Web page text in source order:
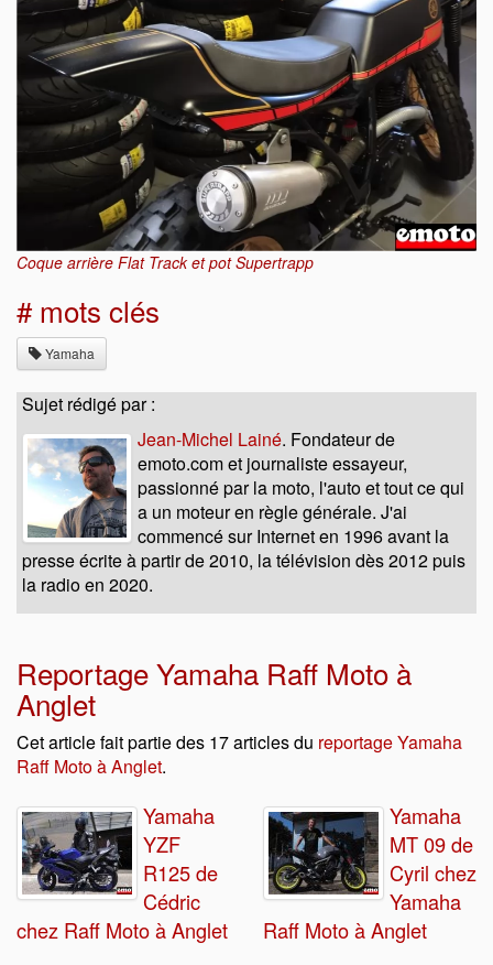
Coque arrière Flat Track et pot Supertrapp
# mots clés
Yamaha
Sujet rédigé par :
Jean-Michel Lainé. Fondateur de
emoto.com et journaliste essayeur,
passionné par la moto, l'auto et tout ce qui
a un moteur en règle générale. J'ai
commencé sur Internet en 1996 avant la
presse écrite à partir de 2010, la télévision dès 2012 puis
la radio en 2020.
Reportage Yamaha Raff Moto à
Anglet
Cet article fait partie des 17 articles du reportage Yamaha
Raff Moto à Anglet.
Yamaha
YZF
R125 de
Cédric
chez Raff Moto à Anglet
Yamaha
MT 09 de
Cyril chez
Yamaha
Raff Moto à Anglet